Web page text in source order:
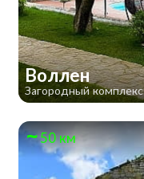
Воллен
Загородный комплекс
50 км